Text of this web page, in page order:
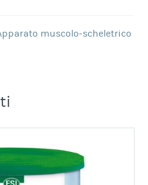
muscolo-scheletrico